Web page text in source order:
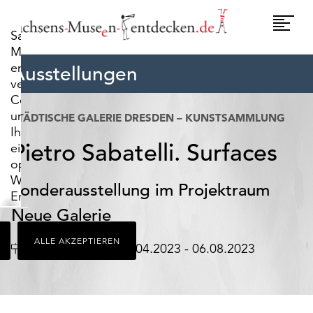
Sachsens-
Museen-
entdecken.de
verwendet
Cookies,
um
Ihnen
ein
optimales
Webseiten-
Erlebnis
zu
bieten.
Dazu
zählen
die
ALLE AKZEPTIEREN
Ausstellungen
STÄDTISCHE GALERIE DRESDEN – KUNSTSAMMLUNG
Pietro Sabatelli. Surfaces
Sonderausstellung im Projektraum
Neue Galerie
Ort Dresden Datum28.04.2023 - 06.08.2023